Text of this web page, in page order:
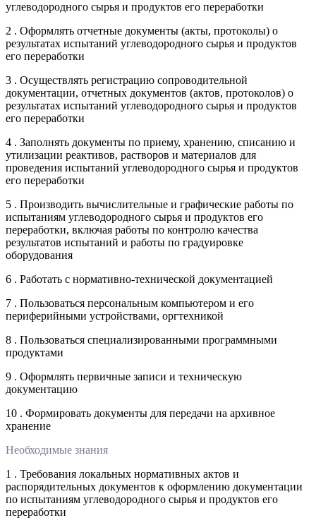
углеводородного сырья и продуктов его переработки
2 . Оформлять отчетные документы (акты, протоколы) о
результатах испытаний углеводородного сырья и продуктов
его переработки
3 . Осуществлять регистрацию сопроводительной
документации, отчетных документов (актов, протоколов) о
результатах испытаний углеводородного сырья и продуктов
его переработки
4 . Заполнять документы по приему, хранению, списанию и
утилизации реактивов, растворов и материалов для
проведения испытаний углеводородного сырья и продуктов
его переработки
5 . Производить вычислительные и графические работы по
испытаниям углеводородного сырья и продуктов его
переработки, включая работы по контролю качества
результатов испытаний и работы по градуировке
оборудования
6 . Работать с нормативно-технической документацией
7 . Пользоваться персональным компьютером и его
периферийными устройствами, оргтехникой
8 . Пользоваться специализированными программными
продуктами
9 . Оформлять первичные записи и техническую
документацию
10 . Формировать документы для передачи на архивное
хранение
Необходимые знания
1 . Требования локальных нормативных актов и
распорядительных документов к оформлению документации
по испытаниям углеводородного сырья и продуктов его
переработки